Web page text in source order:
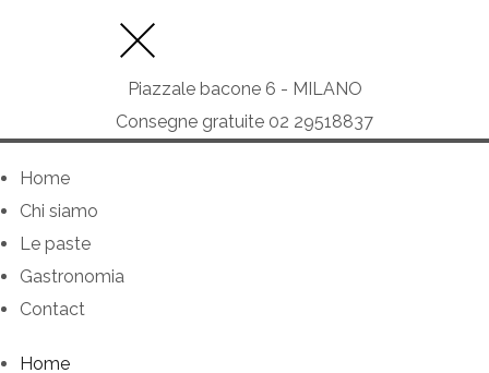
Piazzale bacone 6 - MILANO
Consegne gratuite 02 29518837
Home
Chi siamo
Le paste
Gastronomia
Contact
Home